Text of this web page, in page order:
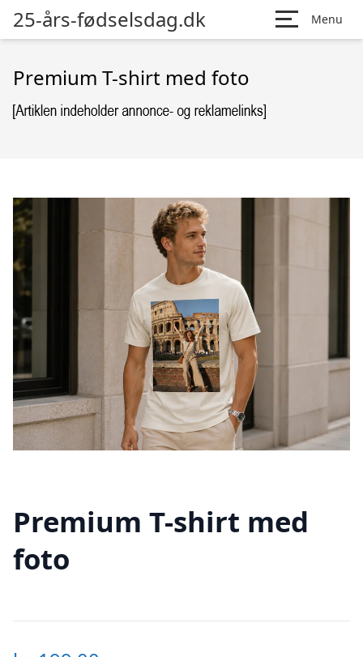
25-års-fødselsdag.dk Menu
Premium T-shirt med foto
Premium T-shirt med
foto